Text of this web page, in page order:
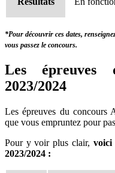
*Pour découvrir ces dates,
vous passez le concours.
Les épreuves
2023/2024
Les épreuves du concours
que vous empruntez pour
Pour y voir plus clair, voici
2023/2024 :